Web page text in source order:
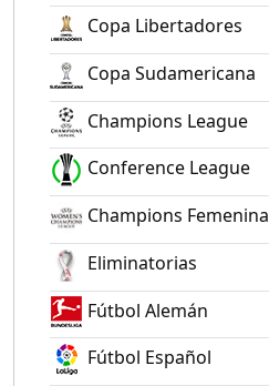
Copa Libertadores
Copa Sudamericana
Champions League
Conference League
Champions Femenina
Eliminatorias
Fútbol Alemán
Fútbol Español